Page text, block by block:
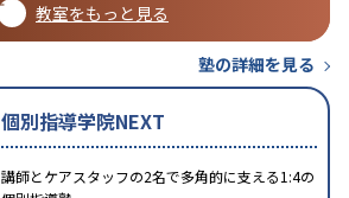
教室をもっと見る
塾の詳細を見る
個別指導学院NEXT
講師とケアスタッフの2名で多角的に支える1:4の